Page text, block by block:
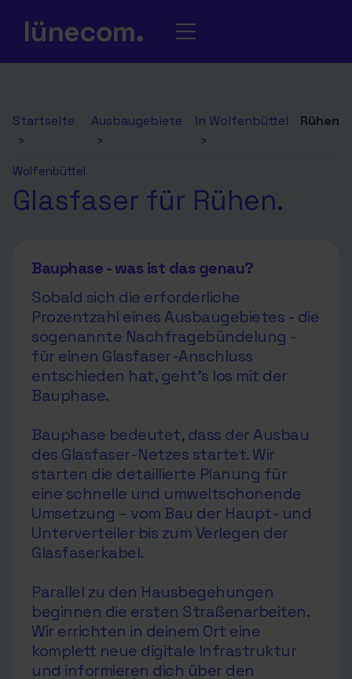
Startseite
›
Ausbaugebiete
›
in Wolfenbüttel
›
Rühen
Wolfenbüttel
Glasfaser für Rühen.
Bauphase - was ist das genau?
Sobald sich die erforderliche
Prozentzahl eines Ausbaugebietes - die
sogenannte Nachfragebündelung -
für einen Glasfaser-Anschluss
entschieden hat, geht’s los mit der
Bauphase.
Bauphase bedeutet, dass der Ausbau
des Glasfaser-Netzes startet. Wir
starten die detaillierte Planung für
eine schnelle und umweltschonende
Umsetzung – vom Bau der Haupt- und
Unterverteiler bis zum Verlegen der
Glasfaserkabel.
Parallel zu den Hausbegehungen
beginnen die ersten Straßenarbeiten.
Wir errichten in deinem Ort eine
komplett neue digitale Infrastruktur
und informieren dich über den